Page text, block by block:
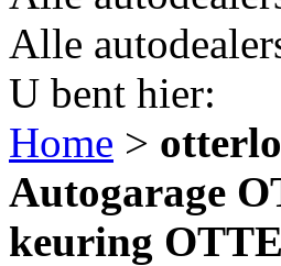
Alle
U bent hier:
Home > otterlo
Autogarage
keuring